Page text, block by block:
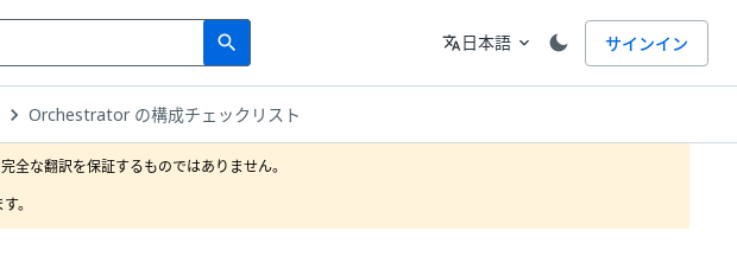
search
Search 言語
translate日本語 expand_more サインイン
Orchestrator の構成チェックリスト
全な翻訳を保証するものではありません。
。